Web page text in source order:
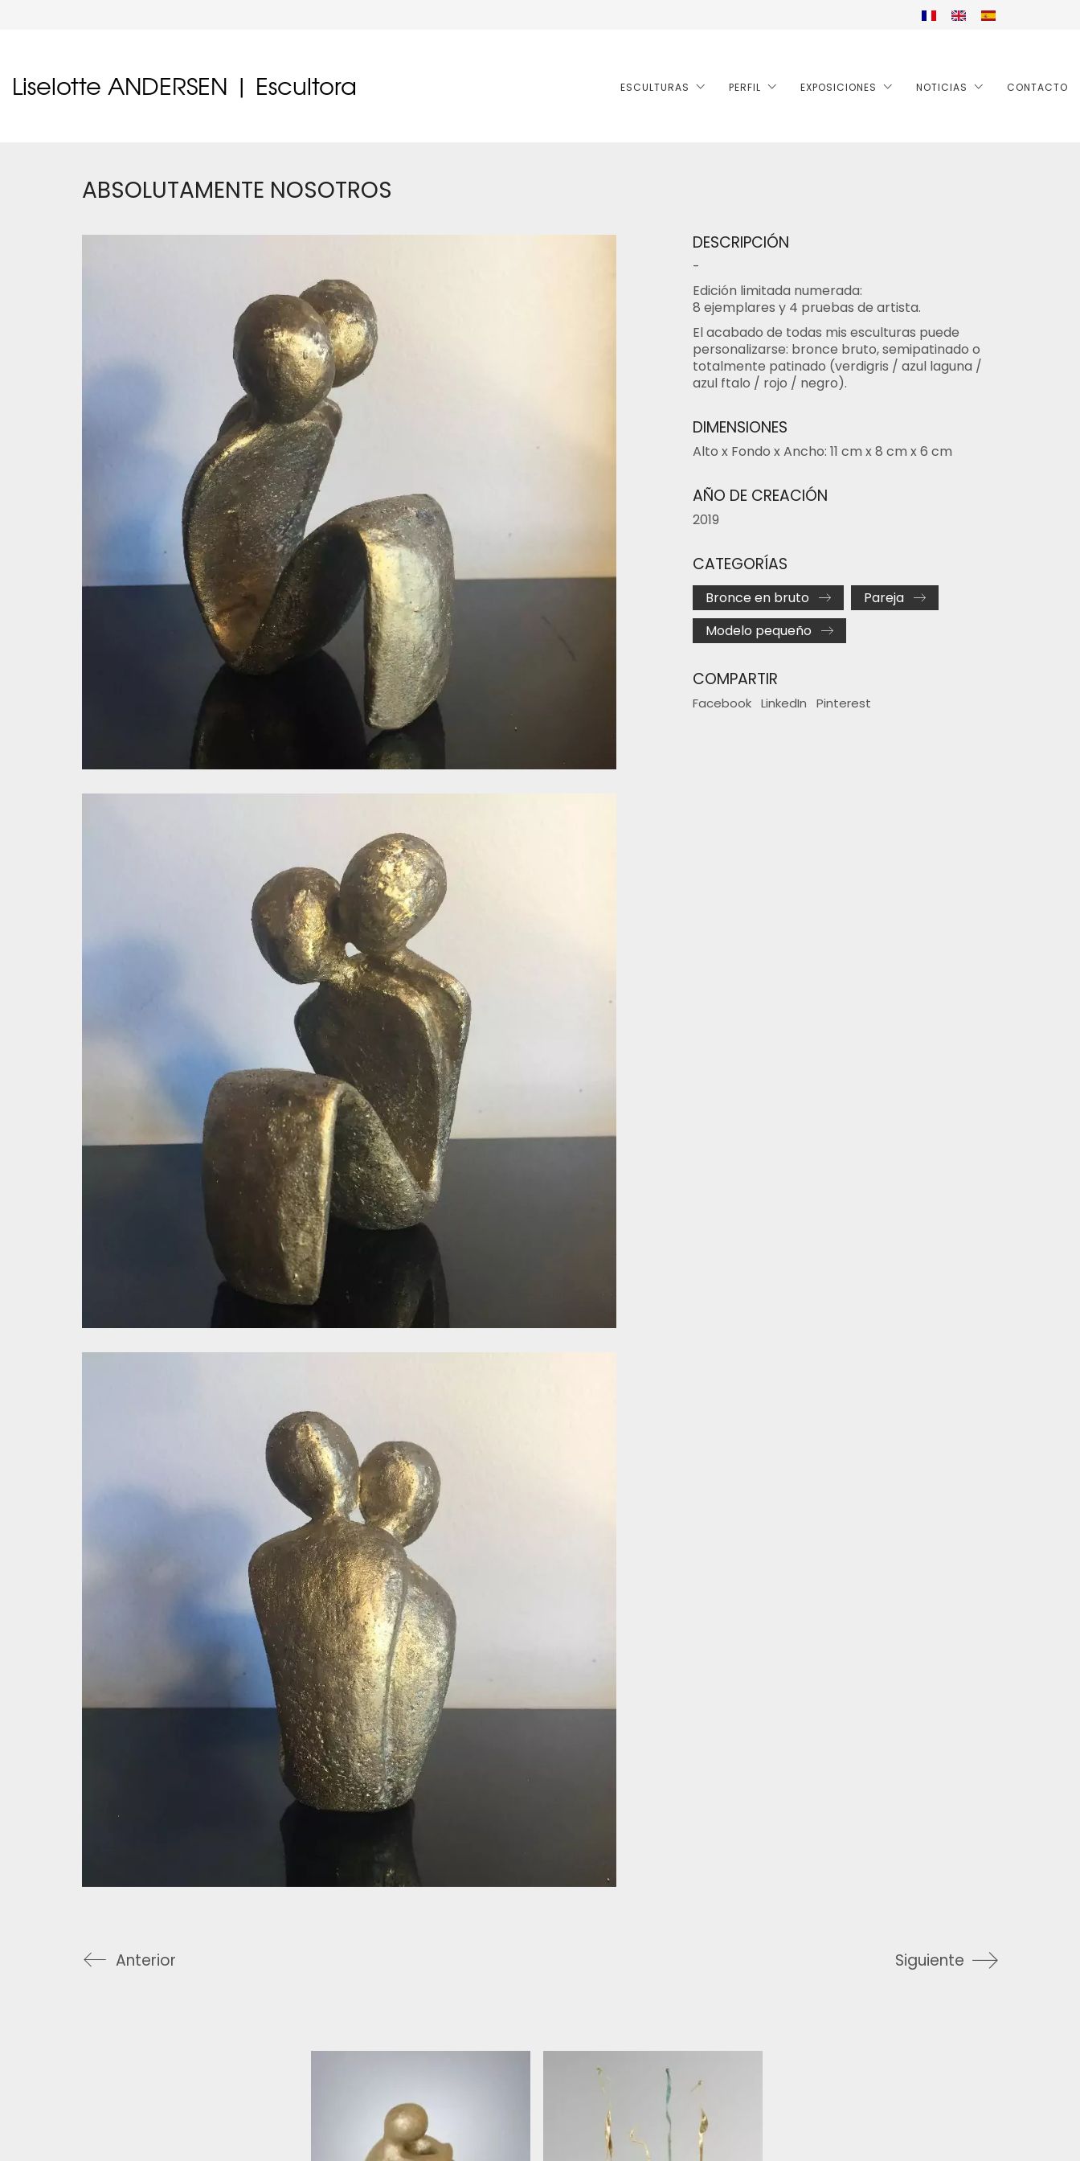
Liselotte ANDERSEN | Escultora ESCULTURAS PERFIL EXPOSICIONES NOTICIAS CONTACTO
ABSOLUTAMENTE NOSOTROS
DESCRIPCIÓN
-
Edición limitada numerada:
8 ejemplares y 4 pruebas de artista.
El acabado de todas mis esculturas puede
personalizarse: bronce bruto, semipatinado o
totalmente patinado (verdigris / azul laguna /
azul ftalo / rojo / negro).
DIMENSIONES
Alto x Fondo x Ancho: 11 cm x 8 cm x 6 cm
AÑO DE CREACIÓN
2019
CATEGORÍAS
Bronce en bruto
Pareja
Modelo pequeño
COMPARTIR
Facebook LinkedIn Pinterest
Anterior Siguiente